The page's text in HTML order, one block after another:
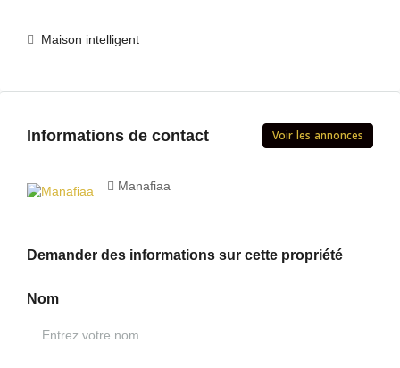
Maison intelligent
Informations de contact Voir les annonces
Manafiaa
Demander des informations sur cette propriété
Nom